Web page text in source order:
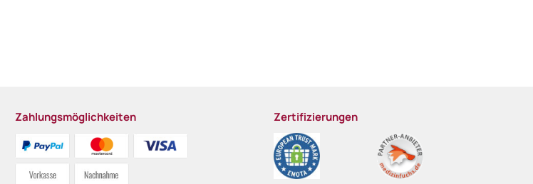
Zahlungsmöglichkeiten Zertifizierungen